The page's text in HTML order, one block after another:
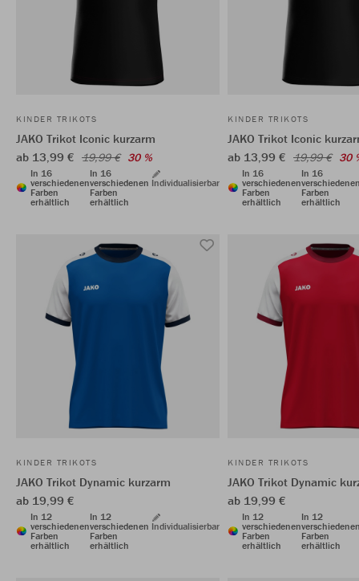
KINDER TRIKOTS
JAKO Trikot Iconic kurzarm
ab 13,99 € 19,99 € 30 %
In 16
verschiedenen
Farben
erhältlich
In 16
verschiedenen
Farben
erhältlich
Individualisierbar
KINDER TRIKOTS
JAKO Trikot Iconic
ab 13,99 € 19,99 € 30
In 16
verschiedenen
Farben
erhältlich
In 16
Farben
erhältlich
KINDER TRIKOTS
JAKO Trikot Dynamic kurzarm
ab 19,99 €
In 12
verschiedenen
Farben
erhältlich
In 12
verschiedenen
Farben
erhältlich
Individualisierbar
KINDER TRIKOTS
JAKO Trikot Dynamic
ab 19,99 €
In 12
verschiedenen
Farben
erhältlich
In 12
Farben
erhältlich